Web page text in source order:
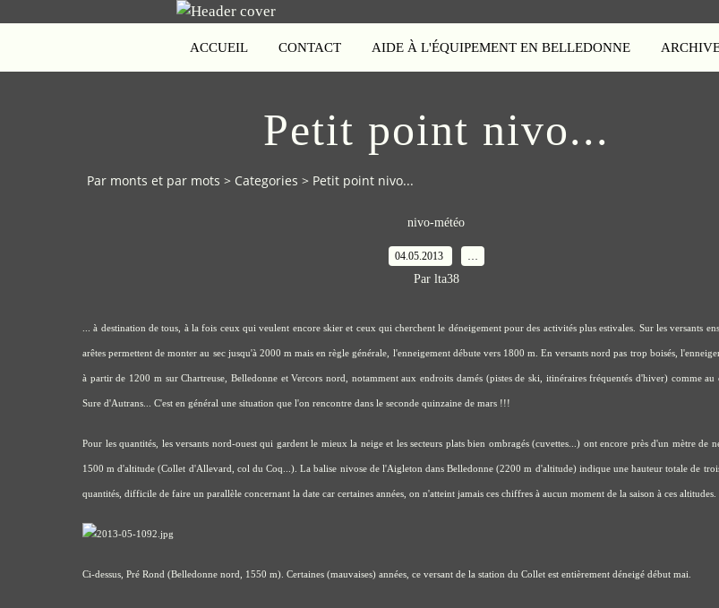
ACCUEIL CONTACT AIDE À L'ÉQUIPEMENT EN BELLEDONNE
Petit point nivo...
Par monts et par mots > Categories > Petit point nivo...
nivo-météo
04.05.2013
Par lta38
... à destination de tous, à la fois ceux qui veulent encore skier et ceux qui cherchent le déneigement pour des activités plus estivales. Sur les versants
arêtes permettent de monter au sec jusqu'à 2000 m mais en règle générale, l'enneigement débute vers 1800 m. En versants nord pas trop boisés,
à partir de 1200 m sur Chartreuse, Belledonne et Vercors nord, notamment aux endroits damés (pistes de ski, itinéraires fréquentés d'hiver) comme au
Sure d'Autrans... C'est en général une situation que l'on rencontre dans le seconde quinzaine de mars !!!
Pour les quantités, les versants nord-ouest qui gardent le mieux la neige et les secteurs plats bien ombragés (cuvettes...) ont encore près d'un mètre de
1500 m d'altitude (Collet d'Allevard, col du Coq...). La balise nivose de l'Aigleton dans Belledonne (2200 m d'altitude) indique une hauteur totale de
quantités, difficile de faire un parallèle concernant la date car certaines années, on n'atteint jamais ces chiffres à aucun moment de la saison à ces altitudes.
Ci-dessus, Pré Rond (Belledonne nord, 1550 m). Certaines (mauvaises) années, ce versant de la station du Collet est entièrement déneigé début mai.